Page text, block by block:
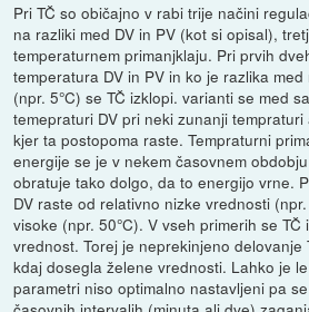
Pri TČ so običajno v rabi trije načini
na razliki med DV in PV (kot si opisal),
temperaturnem primanjklaju. Pri prvih
temperatura DV in PV in ko je razlika
(npr. 5°C) se TČ izklopi. varianti se med
temepraturi DV pri neki zunanji
kjer ta postopoma raste. Tempraturni
energije se je v nekem časovnem
obratuje tako dolgo, da to energijo vrne.
DV raste od relativno nizke vrednosti
visoke (npr. 50°C). V vseh primerih se
vrednost. Torej je neprekinjeno delovanje
kdaj dosegla želene vrednosti. Lahko je
parametri niso optimalno nastavljeni pa